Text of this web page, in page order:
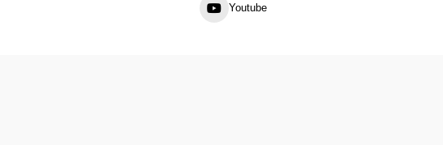
Youtube